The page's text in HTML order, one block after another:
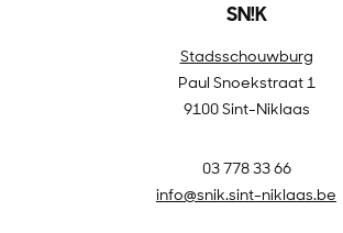
SN!K
Stadsschouwburg
Paul Snoekstraat 1
9100 Sint-Niklaas
03 778 33 66
info@snik.sint-niklaas.be